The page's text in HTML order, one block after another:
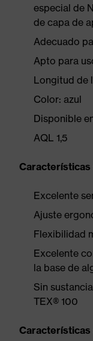
especial de
de capa de
Adecuado
Apto para
Longitud de
Color: azul
Disponible
AQL 1,5
Excelente
Ajuste
Flexibilidad
Excelente
la base de
Sin
TEX® 100